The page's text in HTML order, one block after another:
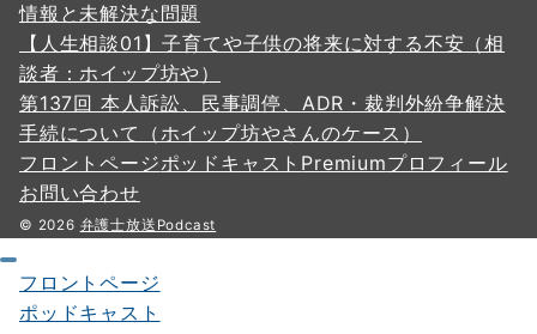
情報と未解決な問題
【人生相談01】子育てや子供の将来に対する不安（相
談者：ホイップ坊や）
第137回 本人訴訟、民事調停、ADR・裁判外紛争解決
手続について（ホイップ坊やさんのケース）
フロントページポッドキャスト Premiumプロフィール
お問い合わせ
© 2026 弁護士放送Podcast
フロントページ
ポッドキャスト